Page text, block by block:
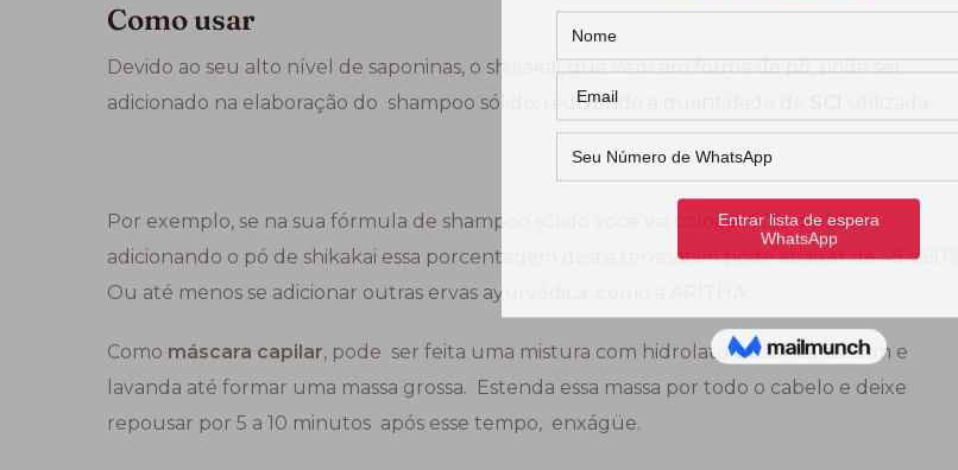
Como usar
Devido ao seu alto nível de saponinas, o shikakai, que vem em forma de pó, pode ser
adicionado na elaboração do shampoo sólido, reduzindo a quantidade de
Por exemplo, se na sua fórmula de shampoo sólido você vai colocar 60% de SCI ,
adicionando o pó de shikakai essa porcentagem deste tensoativo pode abaixar de 45 a 50%.
Ou até menos se adicionar outras ervas ayurvédica como a ARITHA.
Como máscara capilar, pode ser feita uma mistura com hidrolato de sálvia, alecrim e
lavanda até formar uma massa grossa. Estenda essa massa por todo o cabelo e deixe
repousar por 5 a 10 minutos após esse tempo, enxágüe.